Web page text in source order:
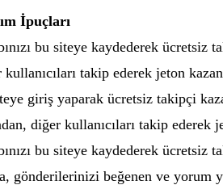
İpuçları
bu siteye kaydederek ücretsiz
kullanıcıları takip ederek jeton
giriş yaparak ücretsiz takipçi
diğer kullanıcıları takip
bu siteye kaydederek ücretsiz
gönderilerinizi beğenen ve yorum